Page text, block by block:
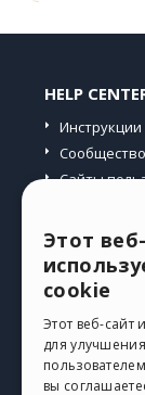
HELP
Инструкции
Сообщество
Сайты
Мои
Мои
Веб-
Этот
cookie
Этот веб-сайт
для
вы